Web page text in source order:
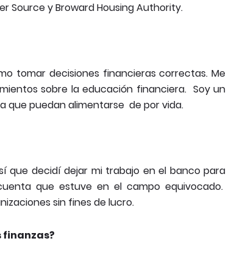
Source y Broward Housing Authority.
tomar decisiones financieras correctas. Me
sobre la educación financiera. Soy un
que puedan alimentarse de por vida.
que decidí dejar mi trabajo en el banco para
que estuve en el campo equivocado.
sin fines de lucro.
finanzas?